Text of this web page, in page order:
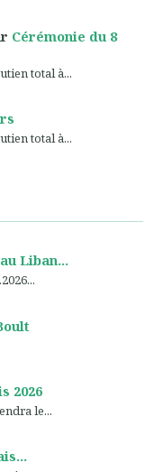
Cérémonie du 8
total à...
total à...
Liban...
2026
le...